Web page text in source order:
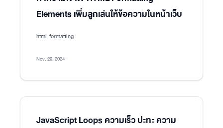
Elements เพิ่มลูกเล่นให้ข้อความในหน้าเว็บ
html, formatting
Nov. 29, 2024
JavaScript Loops ความเร็ว ปะทะ ความ